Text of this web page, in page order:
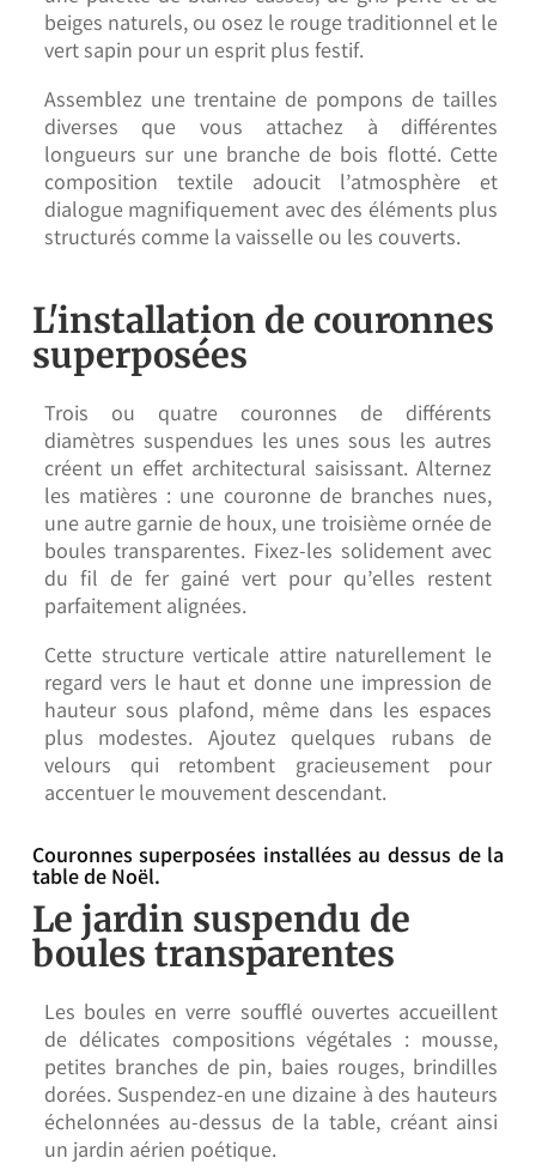
beiges naturels, ou osez le rouge traditionnel et le
vert sapin pour un esprit plus festif.
Assemblez une trentaine de pompons de tailles
diverses que vous attachez à différentes
longueurs sur une branche de bois flotté. Cette
composition textile adoucit l’atmosphère et
dialogue magnifiquement avec des éléments plus
structurés comme la vaisselle ou les couverts.
L'installation de couronnes
superposées
Trois ou quatre couronnes de différents
diamètres suspendues les unes sous les autres
créent un effet architectural saisissant. Alternez
les matières : une couronne de branches nues,
une autre garnie de houx, une troisième ornée de
boules transparentes. Fixez-les solidement avec
du fil de fer gainé vert pour qu’elles restent
parfaitement alignées.
Cette structure verticale attire naturellement le
regard vers le haut et donne une impression de
hauteur sous plafond, même dans les espaces
plus modestes. Ajoutez quelques rubans de
velours qui retombent gracieusement pour
accentuer le mouvement descendant.
Couronnes superposées installées au dessus de la
table de Noël.
Le jardin suspendu de
boules transparentes
Les boules en verre soufflé ouvertes accueillent
de délicates compositions végétales : mousse,
petites branches de pin, baies rouges, brindilles
dorées. Suspendez-en une dizaine à des hauteurs
échelonnées au-dessus de la table, créant ainsi
un jardin aérien poétique.